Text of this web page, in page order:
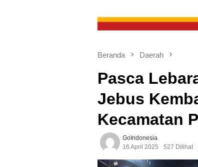
Beranda Daerah
Pasca
Jebus
Kecamatan
GoIndonesia
16 April 2025
527 Dilihat